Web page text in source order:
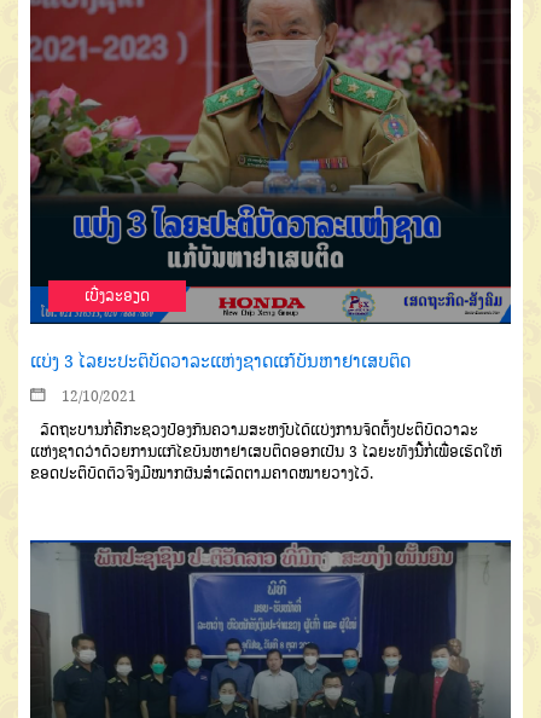
ເບີ່ງລະອຽດ
ແບ່ງ 3 ໄລຍະປະຕິບັດວາລະແຫ່ງຊາດແກ້ບັນຫາຢາເສບຕິດ
12/10/2021
ລັດຖະບານກໍ່ຄືກະຊວງປ້ອງກັນຄວາມສະຫງົບໄດ້ແບ່ງການຈັດຕັ້ງປະຕິບັດວາລະ
ແຫ່ງຊາດວ່າດ້ວຍການແກ້ໄຂບັນຫາຢາເສບຕິດອອກເປັນ 3 ໄລຍະທັງນີ້ກໍ່ເພື່ອເຮັດໃຫ້
ຂອດປະຕິບັດຕົວຈິງມີໝາກຜົນສຳເລັດຕາມຄາດໝາຍວາງໄວ້.